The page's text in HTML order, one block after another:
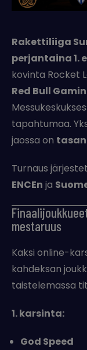
Rakettiliiga
perjantaina 1.
kovinta Rocket
Red Bull
tapahtumaa.
jaossa on
Turnaus
ENCEn ja
mestaruus
Kaksi online-
kahdeksan
taistelemassa
1. karsinta:
God Speed